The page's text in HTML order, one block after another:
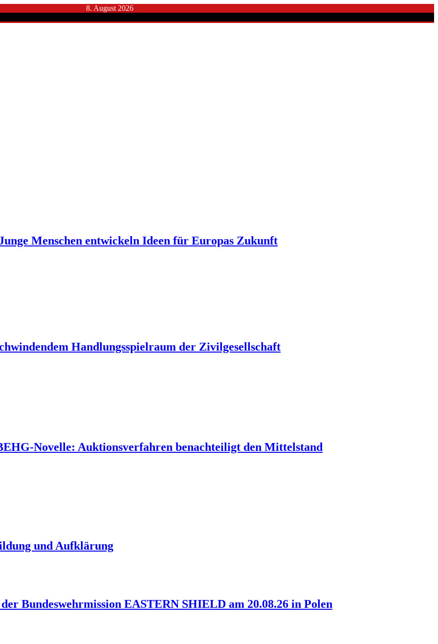
8. August 2026
Menschen entwickeln Ideen für Europas Zukunft
Handlungsspielraum der Zivilgesellschaft
Novelle: Auktionsverfahren benachteiligt den Mittelstand
und Aufklärung
Bundeswehrmission EASTERN SHIELD am 20.08.26 in Polen